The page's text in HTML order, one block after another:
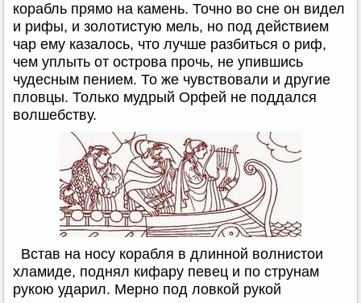
корабль прямо на камень. Точно во сне он видел
и рифы, и золотистую мель, но под действием
чар ему казалось, что лучше разбиться о риф,
чем уплыть от острова прочь, не упившись
чудесным пением. То же чувствовали и другие
пловцы. Только мудрый Орфей не поддался
волшебству.
Встав на носу корабля в длинной волнистои
хламиде, поднял кифару певец и по струнам
рукою ударил. Мерно под ловкой рукой